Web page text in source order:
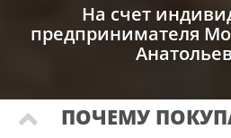
На счет
предпринимателя
ПОЧЕМУ